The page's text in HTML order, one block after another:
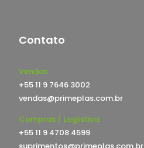
Contato
Vendas
+55 11 9 7646 3002
vendas@primeplas.com.br
Compras / Logística
+55 11 9 4708 4599